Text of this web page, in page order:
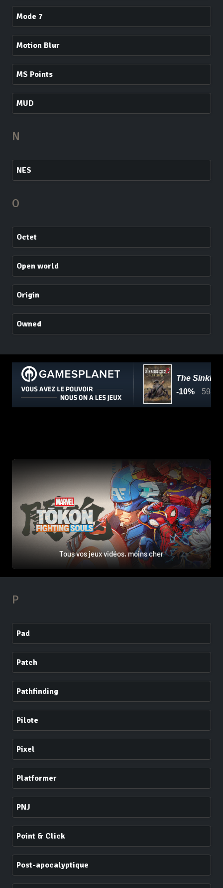
Mode 7
Motion Blur
MS Points
MUD
N
NES
O
Octet
Open world
Origin
Owned
Tous vos jeux vidéos, moins cher
P
Pad
Patch
Pathfinding
Pilote
Pixel
Platformer
PNJ
Point & Click
Post-apocalyptique